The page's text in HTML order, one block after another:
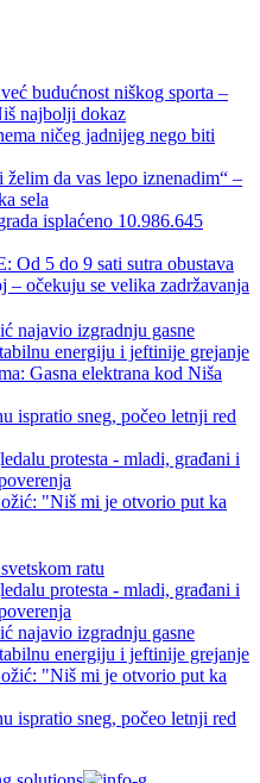
budućnost niškog sporta –
najbolji dokaz
ničeg jadnijeg nego biti
želim da vas lepo iznenadim“ –
sela
isplaćeno 10.986.645
5 do 9 sati sutra obustava
– očekuju se velika zadržavanja
najavio izgradnju gasne
energiju i jeftinije grejanje
Gasna elektrana kod Niša
ispratio sneg, počeo letnji red
protesta - mladi, građani i
"Niš mi je otvorio put ka
ratu
protesta - mladi, građani i
najavio izgradnju gasne
energiju i jeftinije grejanje
"Niš mi je otvorio put ka
ispratio sneg, počeo letnji red